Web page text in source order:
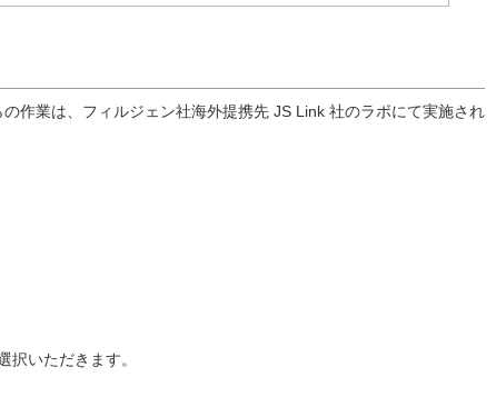
作業は、フィルジェン社海外提携先 JS Link 社のラボにて実施され
いただきます。